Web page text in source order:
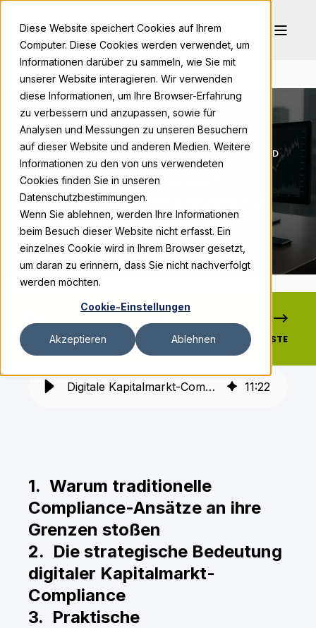
Diese Website speichert Cookies auf Ihrem
Computer. Diese Cookies werden verwendet, um
Informationen darüber zu sammeln, wie Sie mit
unserer Website interagieren. Wir verwenden
diese Informationen, um Ihre Browser-Erfahrung
zu verbessern und anzupassen, sowie für
Analysen und Messungen zu unseren Besuchern
auf dieser Website und anderen Medien. Weitere
Informationen zu den von uns verwendeten
Cookies finden Sie in unseren
Datenschutzbestimmungen.
Wenn Sie ablehnen, werden Ihre Informationen
beim Besuch dieser Website nicht erfasst. Ein
einzelnes Cookie wird in Ihrem Browser gesetzt,
um daran zu erinnern, dass Sie nicht nachverfolgt
werden möchten.
Cookie-Einstellungen
Akzeptieren Ablehnen
BONPAGO DEC 2, 2025, 10:36:47 AM 6 MIN READ
DIGITALE KAPITALMARKT-
COMPLIANCE: STRATEGIEN FÜR
NACHHALTIGEN ERFOLG
VORHERIGE NÄCHSTE
Digitale Kapitalmarkt-Compliance: Strategien für nachhaltigen Erfolg 11:22
1. Warum traditionelle
Compliance-Ansätze an ihre
Grenzen stoßen
2. Die strategische Bedeutung
digitaler Kapitalmarkt-
Compliance
3. Praktische